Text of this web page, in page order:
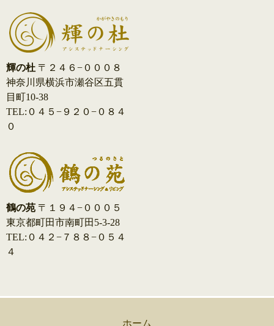
輝の杜 〒２４６−０００８
神奈川県横浜市瀬谷区五貫
目町10-38
TEL:０４５−９２０−０８４
０
鶴の苑 〒１９４−０００５
東京都町田市南町田5-3-28
TEL:０４２−７８８−０５４
４
ホーム